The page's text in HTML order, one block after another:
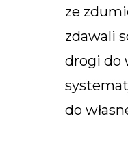
ze
zdawali
drogi do
do